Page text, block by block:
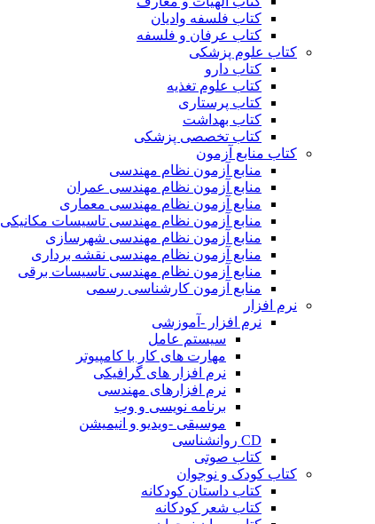
کتاب فلسفه وادیان
کتاب عرفان و فلسفه
کتاب علوم پزشکی
کتاب دارو
کتاب علوم تغذیه
کتاب پرستاری
کتاب بهداشت
کتاب تخصصی پزشکی
کتاب منابع آزمون
منابع آزمون نظام مهندسی
منابع آزمون نظام مهندسی عمران
منابع آزمون نظام مهندسی معماری
منابع آزمون نظام مهندسی تاسیسات مکانیکی
منابع آزمون نظام مهندسی شهرسازی
منابع آزمون نظام مهندسی نقشه برداری
منابع آزمون نظام مهندسی تاسیسات برقی
منابع آزمون کارشناسی رسمی
نرم افزار
نرم افزار -آموزشی
سیستم عامل
مهارت های کار با کامپیوتر
نرم افزار های گرافیکی
نرم افزارهای مهندسی
برنامه نویسی و وب
موسیقی -ویدیو و انیمیشن
CD روانشناسی
کتاب صوتی
کتاب کودک و نوجوان
کتاب داستان کودکانه
کتاب شعر کودکانه